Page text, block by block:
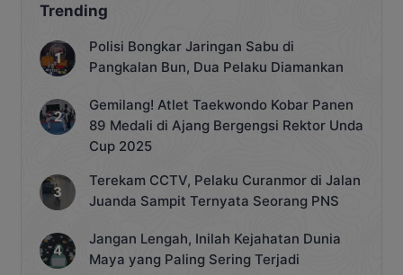
Trending
Polisi Bongkar Jaringan Sabu di
Pangkalan Bun, Dua Pelaku Diamankan
Gemilang! Atlet Taekwondo Kobar Panen
89 Medali di Ajang Bergengsi Rektor Unda
Cup 2025
Terekam CCTV, Pelaku Curanmor di Jalan
Juanda Sampit Ternyata Seorang PNS
Jangan Lengah, Inilah Kejahatan Dunia
Maya yang Paling Sering Terjadi